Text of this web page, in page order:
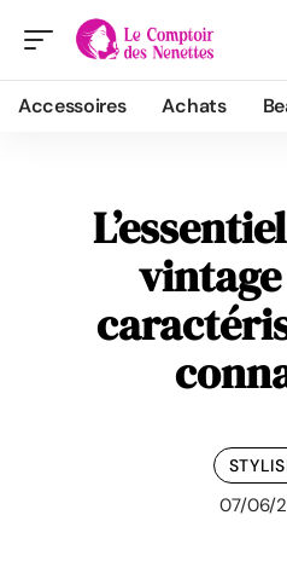
Accessoires Achats
07/06/